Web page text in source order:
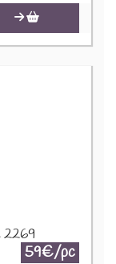
2269
59€/pc